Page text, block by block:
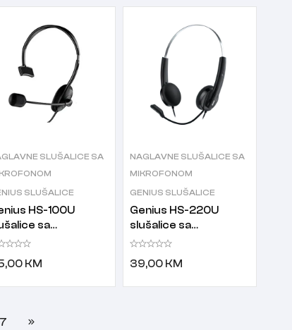
SLUŠALICE SA
SLUŠALICE
HS-100U
sa
za jedno
KM
NAGLAVNE SLUŠALICE SA
MIKROFONOM
GENIUS SLUŠALICE
Genius HS-220U
slušalice sa
mikrofonom
39,00 KM
7